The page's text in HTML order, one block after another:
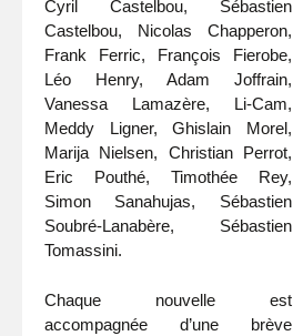
Cyril Castelbou, Sébastien
Castelbou, Nicolas Chapperon,
Frank Ferric, François Fierobe,
Léo Henry, Adam Joffrain,
Vanessa Lamazère, Li-Cam,
Meddy Ligner, Ghislain Morel,
Marija Nielsen, Christian Perrot,
Eric Pouthé, Timothée Rey,
Simon Sanahujas, Sébastien
Soubré-Lanabère, Sébastien
Tomassini.
Chaque nouvelle est
accompagnée d’une brève